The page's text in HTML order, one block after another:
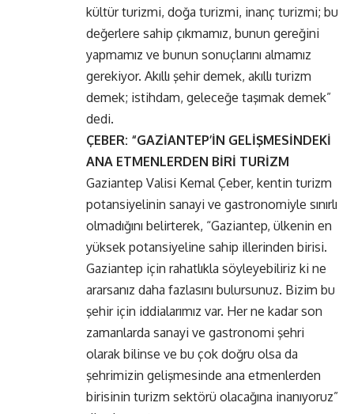
kültür turizmi, doğa turizmi, inanç turizmi; bu
değerlere sahip çıkmamız, bunun gereğini
yapmamız ve bunun sonuçlarını almamız
gerekiyor. Akıllı şehir demek, akıllı turizm
demek; istihdam, geleceğe taşımak demek”
dedi.
ÇEBER: “GAZİANTEP’İN GELİŞMESİNDEKİ
ANA ETMENLERDEN BİRİ TURİZM
Gaziantep Valisi Kemal Çeber, kentin turizm
potansiyelinin sanayi ve gastronomiyle sınırlı
olmadığını belirterek, “Gaziantep, ülkenin en
yüksek potansiyeline sahip illerinden birisi.
Gaziantep için rahatlıkla söyleyebiliriz ki ne
ararsanız daha fazlasını bulursunuz. Bizim bu
şehir için iddialarımız var. Her ne kadar son
zamanlarda sanayi ve gastronomi şehri
olarak bilinse ve bu çok doğru olsa da
şehrimizin gelişmesinde ana etmenlerden
birisinin turizm sektörü olacağına inanıyoruz”